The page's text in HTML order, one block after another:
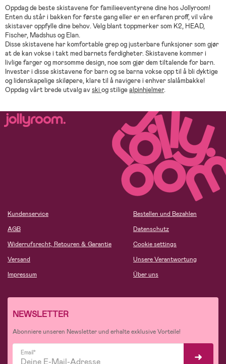
Oppdag de beste skistavene for familieeventyrene dine hos Jollyroom!
Enten du står i bakken for første gang eller er en erfaren proff, vil våre
skistaver oppfylle dine behov. Velg blant toppmerker som K2, HEAD,
Fischer, Madshus og Elan.
Disse skistavene har komfortable grep og justerbare funksjoner som gjør
at de kan vokse i takt med barnets ferdigheter. Skistavene kommer i
livlige farger og morsomme design, noe som gjør dem tiltalende for barn.
Invester i disse skistavene for barn og se barna vokse opp til å bli dyktige
og lidenskapelige skiløpere, klare til å navigere i enhver slalåmbakke!
Oppdag vårt brede utvalg avski og stiligealpinhjelmer.
Kundenservice
AGB
Widerrufsrecht, Retouren & Garantie
Versand
Impressum
Bestellen und Bezahlen
Datenschutz
Cookie settings
Unsere Verantwortung
Über uns
NEWSLETTER
Abonniere unseren Newsletter und erhalte exklusive Vorteile!
Email*